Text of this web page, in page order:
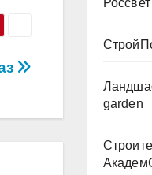
Россвет
garden